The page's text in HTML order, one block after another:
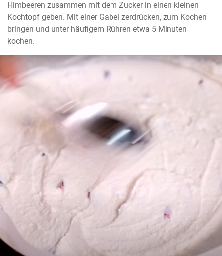
Himbeeren zusammen mit dem Zucker in einen kleinen
Kochtopf geben. Mit einer Gabel zerdrücken, zum Kochen
bringen und unter häufigem Rühren etwa 5 Minuten
kochen.